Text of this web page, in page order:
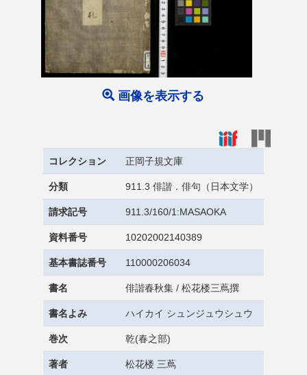
画像を表示する
コレクション 正岡子規文庫
分類 911.3 俳諧．俳句（日本文学）
請求記号 911.3/160/1:MASAOKA
資料番号 10202002140389
基本書誌番号 110000206034
書名 俳諧春秋集 / 松花楼三蔦撰
書名よみ ハイカイ シュンジュウシュウ
巻次 乾(春之部)
著者 松花楼 三蔦